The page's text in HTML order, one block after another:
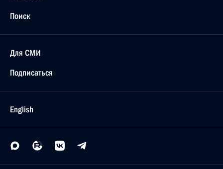
Поиск
Для СМИ
Подписаться
English